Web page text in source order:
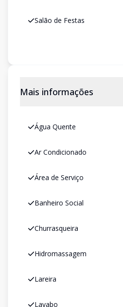
Salão de Festas
Mais informações
Água Quente
Ar Condicionado
Área de Serviço
Banheiro Social
Churrasqueira
Hidromassagem
Lareira
Lavabo